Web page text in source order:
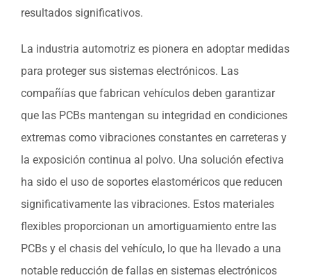
resultados significativos.
La industria automotriz es pionera en adoptar medidas
para proteger sus sistemas electrónicos. Las
compañías que fabrican vehículos deben garantizar
que las PCBs mantengan su integridad en condiciones
extremas como vibraciones constantes en carreteras y
la exposición continua al polvo. Una solución efectiva
ha sido el uso de soportes elastoméricos que reducen
significativamente las vibraciones. Estos materiales
flexibles proporcionan un amortiguamiento entre las
PCBs y el chasis del vehículo, lo que ha llevado a una
notable reducción de fallas en sistemas electrónicos